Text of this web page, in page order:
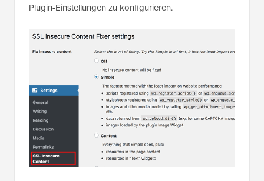
Plugin-Einstellungen zu konfigurieren.